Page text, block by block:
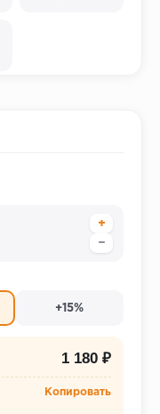
+
−
+15%
1 180 ₽
Копировать